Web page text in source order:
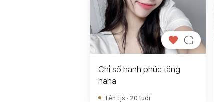
Chỉ số hạnh phúc tăng
haha
Tên : js · 20 tuổi